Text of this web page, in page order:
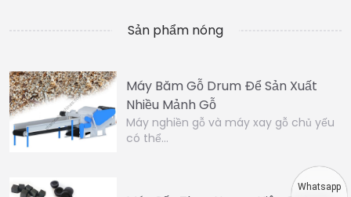
Sản phẩm nóng
Máy Băm Gỗ Drum Để Sản Xuất
Nhiều Mảnh Gỗ
Máy nghiền gỗ và máy xay gỗ chủ yếu
có thể…
Whatsapp